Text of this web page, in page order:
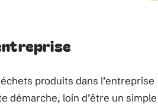
produits dans l’entreprise
démarche, loin d’être un simple